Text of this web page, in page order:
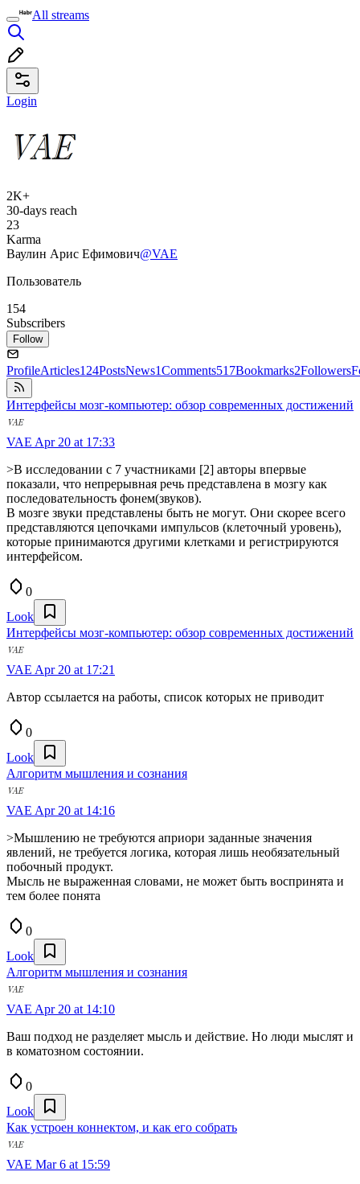
All streams
Login
2K+
30-days reach
23
Karma
Ваулин Арис Ефимович@VAE
Пользователь
154
Subscribers
Follow
ProfileArticles124PostsNews1Comments517Bookmarks2Followers
Интерфейсы мозг-компьютер: обзор современных достижений
VAE Apr 20 at 17:33
>В исследовании с 7 участниками [2] авторы впервые
показали, что непрерывная речь представлена в мозгу как
последовательность фонем(звуков).
В мозге звуки представлены быть не могут. Они скорее всего
представляются цепочками импульсов (клеточный уровень),
которые принимаются другими клетками и регистрируются
интерфейсом.
0
Look
Интерфейсы мозг-компьютер: обзор современных достижений
VAE Apr 20 at 17:21
Автор ссылается на работы, список которых не приводит
0
Look
Алгоритм мышления и сознания
VAE Apr 20 at 14:16
>Мышлению не требуются априори заданные значения
явлений, не требуется логика, которая лишь необязательный
побочный продукт.
Мысль не выраженная словами, не может быть воспринята и
тем более понята
0
Look
Алгоритм мышления и сознания
VAE Apr 20 at 14:10
Ваш подход не разделяет мысль и действие. Но люди мыслят и
в коматозном состоянии.
0
Look
Как устроен коннектом, и как его собрать
VAE Mar 6 at 15:59